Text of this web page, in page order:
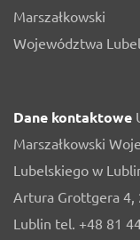
Marszałkowski
Województwa
Dane kontaktowe
Marszałkowski
Lubelskiego w
Artura Grottgera 4,
Lublin tel. +48 81